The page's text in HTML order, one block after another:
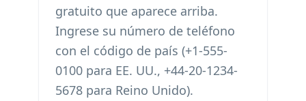
gratuito que aparece arriba.
Ingrese su número de teléfono
con el código de país (+1-555-
0100 para EE. UU., +44-20-1234-
5678 para Reino Unido).